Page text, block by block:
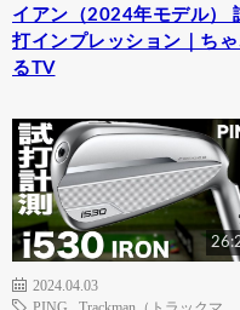
イアン（2024年モデル）
打インプレッション｜ち
るTV
2024.04.03
PING
Trackman（トラックマ